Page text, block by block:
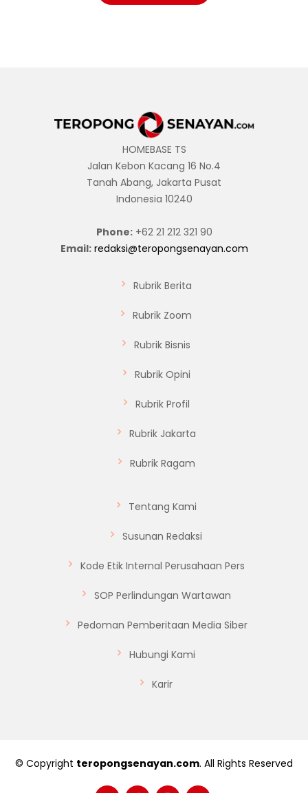
HOMEBASE TS
Jalan Kebon Kacang 16 No.4
Tanah Abang, Jakarta Pusat
Indonesia 10240
Phone:+62 21 212 321 90
Email: redaksi@teropongsenayan.com
Rubrik Berita
Rubrik Zoom
Rubrik Bisnis
Rubrik Opini
Rubrik Profil
Rubrik Jakarta
Rubrik Ragam
Tentang Kami
Susunan Redaksi
Kode Etik Internal Perusahaan Pers
SOP Perlindungan Wartawan
Pedoman Pemberitaan Media Siber
Hubungi Kami
Karir
© Copyright teropongsenayan.com. All Rights Reserved